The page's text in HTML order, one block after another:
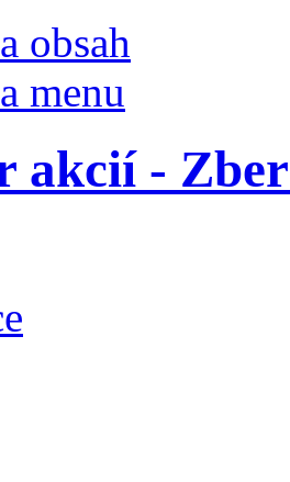
obsah
menu
akcií -